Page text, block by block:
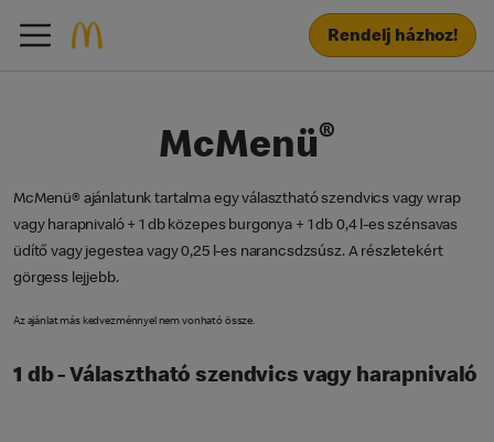
Rendelj házhoz!
McMenü®
McMenü® ajánlatunk tartalma egy választható szendvics vagy wrap
vagy harapnivaló + 1 db közepes burgonya + 1 db 0,4 l-es szénsavas
üdítő vagy jegestea vagy 0,25 l-es narancsdzsúsz. A részletekért
görgess lejjebb.
Az ajánlat más kedvezménnyel nem vonható össze.
1 db - Választható szendvics vagy harapnivaló